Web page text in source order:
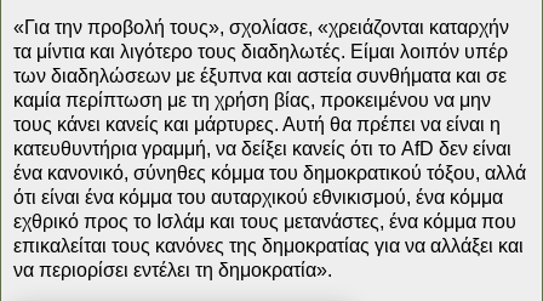
«Για την προβολή τους», σχολίασε, «χρειάζονται καταρχήν
τα μίντια και λιγότερο τους διαδηλωτές. Είμαι λοιπόν υπέρ
των διαδηλώσεων με έξυπνα και αστεία συνθήματα και σε
καμία περίπτωση με τη χρήση βίας, προκειμένου να μην
τους κάνει κανείς και μάρτυρες. Αυτή θα πρέπει να είναι η
κατευθυντήρια γραμμή, να δείξει κανείς ότι το AfD δεν είναι
ένα κανονικό, σύνηθες κόμμα του δημοκρατικού τόξου, αλλά
ότι είναι ένα κόμμα του αυταρχικού εθνικισμού, ένα κόμμα
εχθρικό προς το Ισλάμ και τους μετανάστες, ένα κόμμα που
επικαλείται τους κανόνες της δημοκρατίας για να αλλάξει και
να περιορίσει εντέλει τη δημοκρατία».